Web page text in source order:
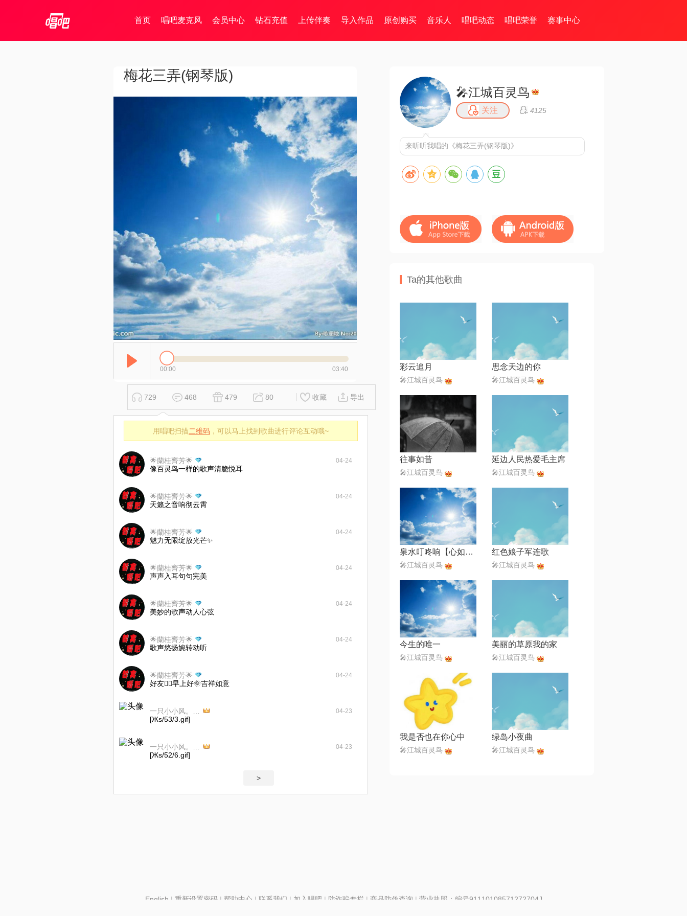
首页 唱吧麦克风 会员中心 钻石充值 上传伴奏 导入作品 原创购买 音乐人 唱吧动态 唱吧荣誉 赛事中心
梅花三弄(钢琴版)
00:00 03:40
729 468 479 80 收藏 导出
用唱吧扫描二维码 ，可以马上找到歌曲进行评论互动哦~
🌟蘭桂齊芳🌟 04-24
像百灵鸟一样的歌声清脆悦耳
🌟蘭桂齊芳🌟 04-24
天籁之音响彻云霄
🌟蘭桂齊芳🌟 04-24
魅力无限绽放光芒✨
🌟蘭桂齊芳🌟 04-24
声声入耳句句完美
🌟蘭桂齊芳🌟 04-24
美妙的歌声动人心弦
🌟蘭桂齊芳🌟 04-24
歌声悠扬婉转动听
🌟蘭桂齊芳🌟 04-24
好友👯‍♀️早上好🌞吉祥如意
04-23
[Жs/53/3.gif]
04-23
[Жs/52/6.gif]
>
🎤江城百灵鸟
关注 4125
来听听我唱的《梅花三弄(钢琴版)》
Ta的其他歌曲
彩云追月
🎤江城百灵鸟
思念天边的你
🎤江城百灵鸟
往事如昔
🎤江城百灵鸟
延边人民热爱毛主席
🎤江城百灵鸟
泉水叮咚响【心如绿茶-合唱伴奏】
🎤江城百灵鸟
红色娘子军连歌
🎤江城百灵鸟
今生的唯一
🎤江城百灵鸟
美丽的草原我的家
🎤江城百灵鸟
我是否也在你心中
🎤江城百灵鸟
绿岛小夜曲
🎤江城百灵鸟
English | 重新设置密码| 帮助中心 | 联系我们 | 加入唱吧 | 防诈骗专栏 | 商品防伪查询 | 营业执照：编号91110108571272704J